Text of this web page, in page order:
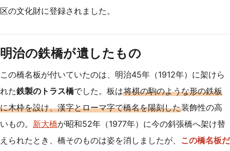
区の文化財に登録されました。
明治の鉄橋が遺したもの
この橋名板が付いていたのは、明治45年（1912年）に架けら
れた鉄製のトラス橋でした。板は将棋の駒のような形の鉄板
に木枠を設け、漢字とローマ字で橋名を陽刻した装飾性の高
いもの。 新大橋が昭和52年（1977年）に今の斜張橋へ架け替
えられたとき、橋そのものは姿を消しましたが、 この橋名板だ